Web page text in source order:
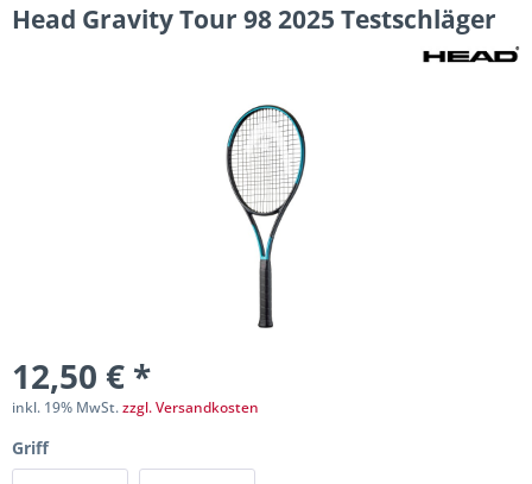
Head Gravity Tour 98 2025 Testschläger
12,50 € *
inkl. 19% MwSt.zzgl. Versandkosten
Griff